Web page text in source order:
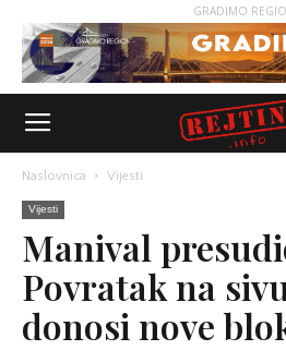
GRADIMO
Naslovnica Vijesti
Vijesti
Manival
Povratak na
donosi nove